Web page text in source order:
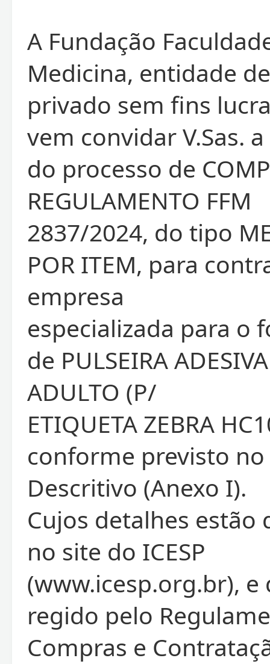
A Fundação
Medicina, entidade
privado sem fins
vem convidar V.Sas.
do processo de
REGULAMENTO FFM
2837/2024, do tipo
POR ITEM, para
empresa
especializada para o
de PULSEIRA
ADULTO (P/
ETIQUETA ZEBRA
conforme previsto
Descritivo (Anexo I).
Cujos detalhes estão
no site do ICESP
(www.icesp.org.br), e
regido pelo
Compras e